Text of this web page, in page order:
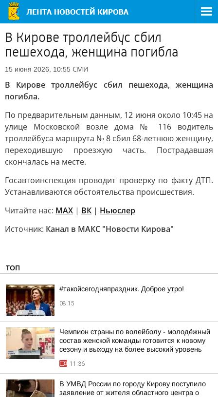
В Кирове троллейбус сбил
пешехода, женщина погибла
15 июня 2026, 10:55 СМИ
В Кирове троллейбус сбил пешехода, женщина
погибла.
По предварительным данным, 12 июня около 10:45 на
улице Московской возле дома № 116 водитель
троллейбуса маршрута № 8 сбил 68-летнюю женщину,
переходившую проезжую часть. Пострадавшая
скончалась на месте.
Госавтоинспекция проводит проверку по факту ДТП.
Устанавливаются обстоятельства происшествия.
Читайте нас: MAX | ВК | Ньюслер
Источник: Канал в МАКС "Новости Кирова"
ТОП
#такойсегодняпраздник. Доброе утро!
08:15
Чемпион страны по волейболу - молодёжный
состав женской команды готовится к новому
сезону и выходу на более высокий уровень
11:36
В УМВД России по городу Кирову поступило
заявление от жителя областного центра о